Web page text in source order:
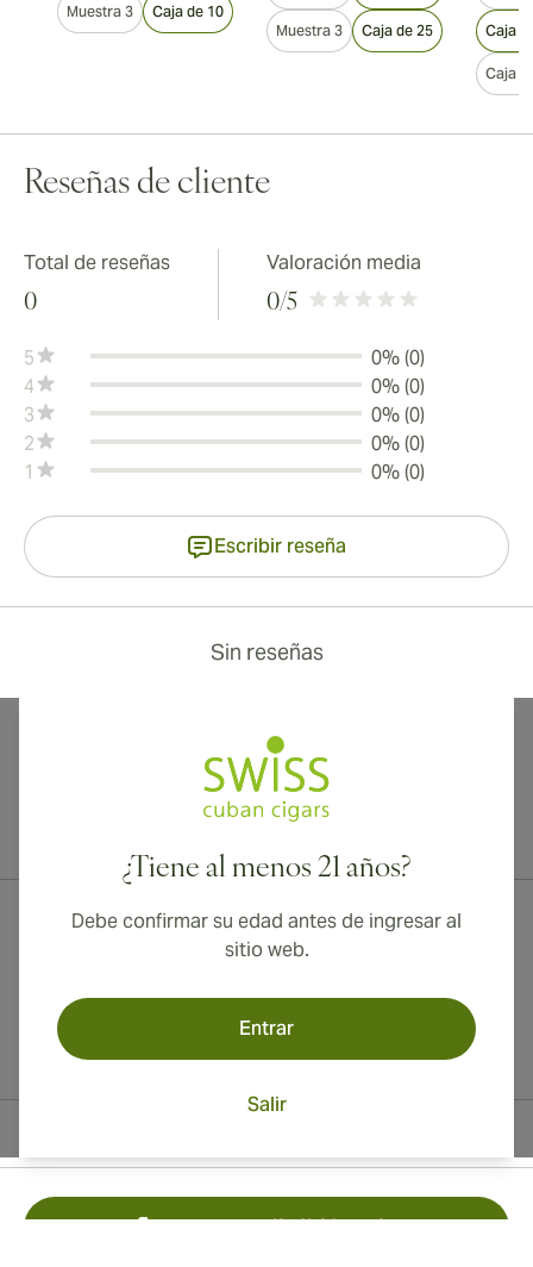
Muestra 3 Caja de 10
Muestra 3 Caja de 25 Caja
Caja
Reseñas de cliente
Total de reseñas
0
Valoración media
0/5
5
0% (0)
4
0% (0)
3
0% (0)
2
0% (0)
1
0% (0)
Escribir reseña
Sin reseñas
¿Tiene al menos 21 años?
Debe confirmar su edad antes de ingresar al
sitio web.
Entrar
Salir
Toll Free +1 (850) 364 4421